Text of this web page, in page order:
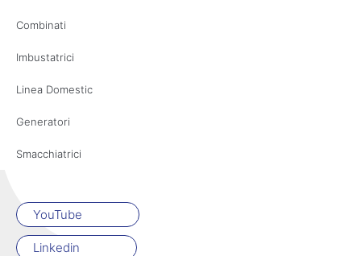
Combinati
Imbustatrici
Linea Domestic
Generatori
Smacchiatrici
YouTube
Linkedin